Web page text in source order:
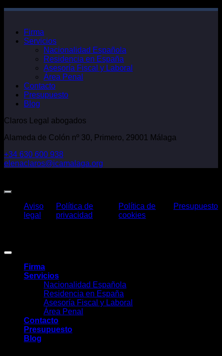
Firma
Servicios
Nacionalidad Española
Residencia en España
Asesoría Fiscal y Laboral
Área Penal
Contacto
Presupuesto
Blog
Claros Legal abogados
Alameda de Colón nº 30, Primero, 29001 Málaga
+34 630 600 938
elenaclaros@icamalaga.org
Aviso
legal
Política de
privacidad
Política de
cookies
Presupuesto
Firma
Servicios
Nacionalidad Española
Residencia en España
Asesoría Fiscal y Laboral
Área Penal
Contacto
Presupuesto
Blog